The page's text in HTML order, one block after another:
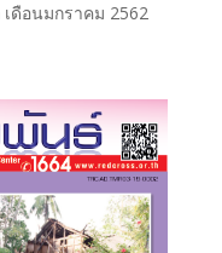
ดือนมกราคม 2562